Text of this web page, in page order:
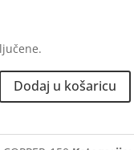
Dodaj u košaricu